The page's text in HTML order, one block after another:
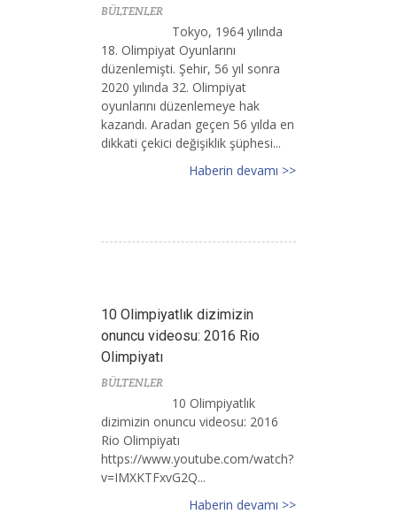
BÜLTENLER
Tokyo, 1964 yılında
18. Olimpiyat Oyunlarını
düzenlemişti. Şehir, 56 yıl sonra
2020 yılında 32. Olimpiyat
oyunlarını düzenlemeye hak
kazandı. Aradan geçen 56 yılda en
dikkati çekici değişiklik şüphesi...
Haberin devamı >>
10 Olimpiyatlık dizimizin
onuncu videosu: 2016 Rio
Olimpiyatı
BÜLTENLER
10 Olimpiyatlık
dizimizin onuncu videosu: 2016
Rio Olimpiyatı
https://www.youtube.com/watch?
v=IMXKTFxvG2Q...
Haberin devamı >>